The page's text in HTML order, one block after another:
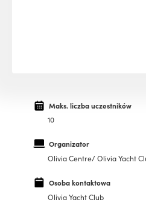
Maks. liczba uczestników
10
Organizator
Olivia Centre/ Olivia Yacht
Osoba kontaktowa
Olivia Yacht Club